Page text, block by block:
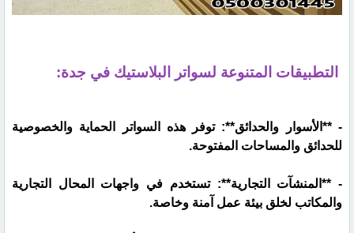
التطبيقات المتنوعة لسواتر البلاستيك في جدة:
- **الأسوار والحدائق**: توفر هذه السواتر الحماية والخصوصية
للحدائق والمساحات المفتوحة.
- **المنشآت التجارية**: تستخدم في واجهات المحال التجارية
والمكاتب لخلق بيئة عمل آمنة وخاصة.